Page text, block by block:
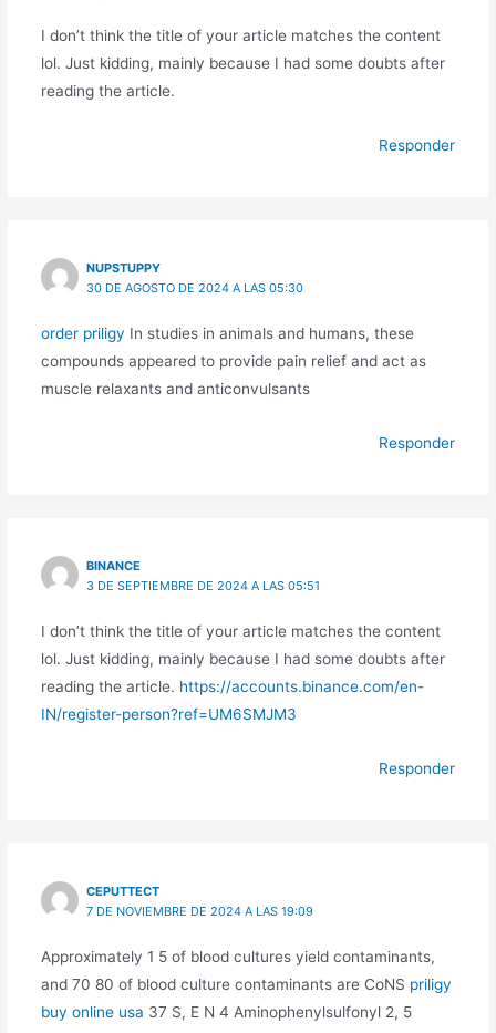
I don’t think the title of your article matches the content
lol. Just kidding, mainly because I had some doubts after
reading the article.
Responder
NUPSTUPPY
30 DE AGOSTO DE 2024 A LAS 05:30
order priligy In studies in animals and humans, these
compounds appeared to provide pain relief and act as
muscle relaxants and anticonvulsants
Responder
BINANCE
3 DE SEPTIEMBRE DE 2024 A LAS 05:51
I don’t think the title of your article matches the content
lol. Just kidding, mainly because I had some doubts after
reading the article. https://accounts.binance.com/en-
IN/register-person?ref=UM6SMJM3
Responder
CEPUTTECT
7 DE NOVIEMBRE DE 2024 A LAS 19:09
Approximately 1 5 of blood cultures yield contaminants,
and 70 80 of blood culture contaminants are CoNS priligy
buy online usa 37 S, E N 4 Aminophenylsulfonyl 2, 5